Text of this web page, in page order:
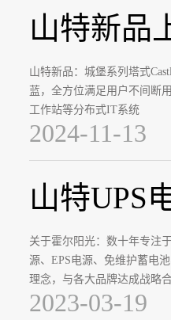
山特新品
山特新品：城堡系列塔式
蓝，全方位满足用户不间断
工作站等分布式IT系统
2024-11-13
山特UPS
关于霍尔阳光：数十年专注
源、EPS电源、免维护蓄电
理念，与各大品牌达成战略
2023-03-19